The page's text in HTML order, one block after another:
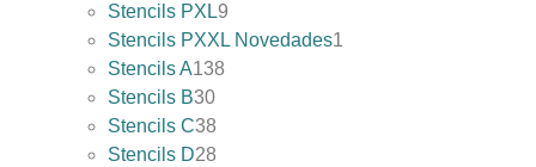
Stencils PXL9
Stencils PXXL Novedades1
Stencils A138
Stencils B30
Stencils C38
Stencils D28